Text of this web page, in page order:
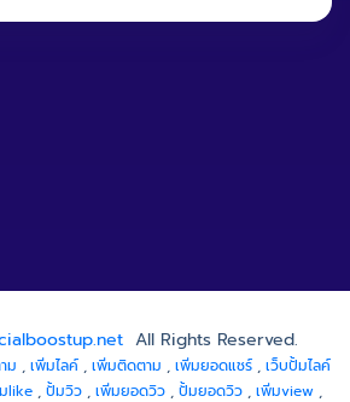
All Rights Reserved.
ม , เพิ่มไลค์ , เพิ่มติดตาม , เพิ่มยอดแชร์, เว็บปั้มไลค์
like , ปั้มวิว , เพิ่มยอดวิว , ปั้มยอดวิว , เพิ่มview ,